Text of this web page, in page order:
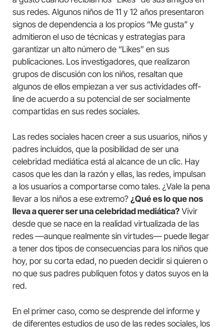
sus redes. Algunos niños de 11 y 12 años presentaron
signos de dependencia a los propios “Me gusta” y
admitieron el uso de técnicas y estrategias para
garantizar un alto número de “Likes” en sus
publicaciones. Los investigadores, que realizaron
grupos de discusión con los niños, resaltan que
algunos de ellos empiezan a ver sus actividades off-
line de acuerdo a su potencial de ser socialmente
compartidas en sus redes sociales.
Las redes sociales hacen creer a sus usuarios, niños y
padres incluidos, que la posibilidad de ser una
celebridad mediática está al alcance de un clic. Hay
casos que les dan la razón y ellas, las redes, impulsan
a los usuarios a comportarse como tales. ¿Vale la pena
llevar a los niños a ese extremo? ¿Qué es lo que nos
lleva a querer ser una celebridad mediática? Vivir
desde que se nace en la realidad virtualizada de las
redes —aunque realmente sin virtudes— puede llegar
a tener dos tipos de consecuencias para los niños que
hoy, por su corta edad, no pueden decidir si quieren o
no que sus padres publiquen fotos y datos suyos en la
red.
En el primer caso, como se desprende del informe y
de diferentes estudios de uso de las redes sociales, los